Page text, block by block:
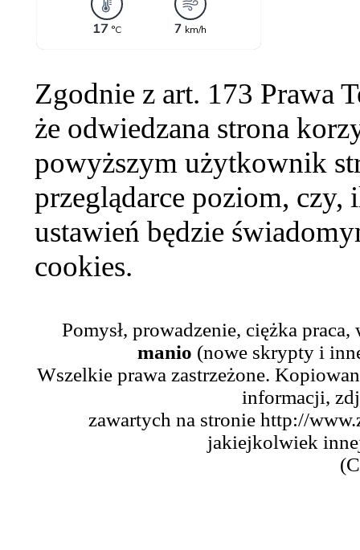
Zgodnie z art. 173 Prawa
że odwiedzana strona
powyższym użytkownik
przeglądarce poziom,
ustawień będzie
cookies.
Pomysł, prowadzenie, ciężka
manio (nowe skrypty i
Wszelkie prawa zastrzeżone.
informacji,
zawartych na stronie http://
jakiejkolwiek